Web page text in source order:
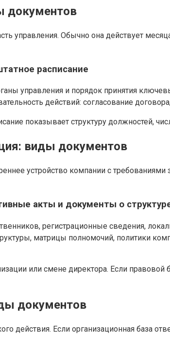
документов
управления. Обычно она действует
расписание
управления и порядок принятия
действий: согласование
показывает структуру должностей,
виды документов
устройство компании с
акты и документы о
регистрационные сведения,
матрицы полномочий, политики
или смене директора. Если
документов
действия. Если организационная база